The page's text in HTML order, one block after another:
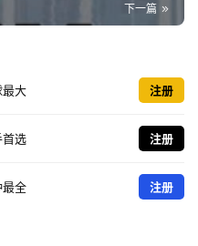
下一篇
最大 注册
首选 注册
最全 注册